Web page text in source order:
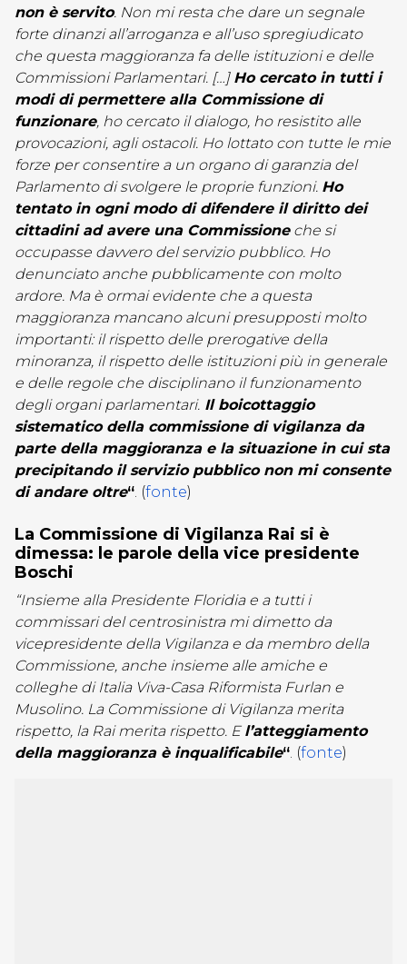
non è servito. Non mi resta che dare un segnale
forte dinanzi all’arroganza e all’uso spregiudicato
che questa maggioranza fa delle istituzioni e delle
Commissioni Parlamentari. […] Ho cercato in tutti i
modi di permettere alla Commissione di
funzionare, ho cercato il dialogo, ho resistito alle
provocazioni, agli ostacoli. Ho lottato con tutte le mie
forze per consentire a un organo di garanzia del
Parlamento di svolgere le proprie funzioni. Ho
tentato in ogni modo di difendere il diritto dei
cittadini ad avere una Commissioneche si
occupasse davvero del servizio pubblico. Ho
denunciato anche pubblicamente con molto
ardore. Ma è ormai evidente che a questa
maggioranza mancano alcuni presupposti molto
importanti: il rispetto delle prerogative della
minoranza, il rispetto delle istituzioni più in generale
e delle regole che disciplinano il funzionamento
degli organi parlamentari. Il boicottaggio
sistematico della commissione di vigilanza da
parte della maggioranza e la situazione in cui sta
precipitando il servizio pubblico non mi consente
di andare oltre“. (fonte)
La Commissione di Vigilanza Rai si è
dimessa: le parole della vice presidente
Boschi
“Insieme alla Presidente Floridia e a tutti i
commissari del centrosinistra mi dimetto da
vicepresidente della Vigilanza e da membro della
Commissione, anche insieme alle amiche e
colleghe di Italia Viva-Casa Riformista Furlan e
Musolino. La Commissione di Vigilanza merita
rispetto, la Rai merita rispetto. E l’atteggiamento
della maggioranza è inqualificabile“. (fonte)